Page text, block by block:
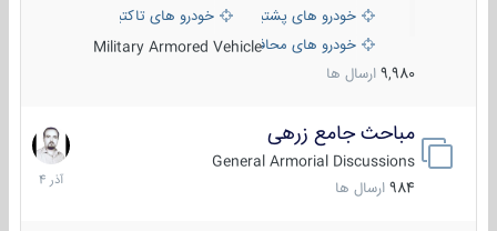
خودرو های پشتیبانی آتش ، شناسایی و ضد تانک
خودرو های تاکتیکی نظامی
خودرو های محافظت شدهMilitary Armored Vehicle
9,980 ارسال ها
مباحث جامع زرهی
General Armorial Discussions
984 ارسال ها
7
آذر
1404